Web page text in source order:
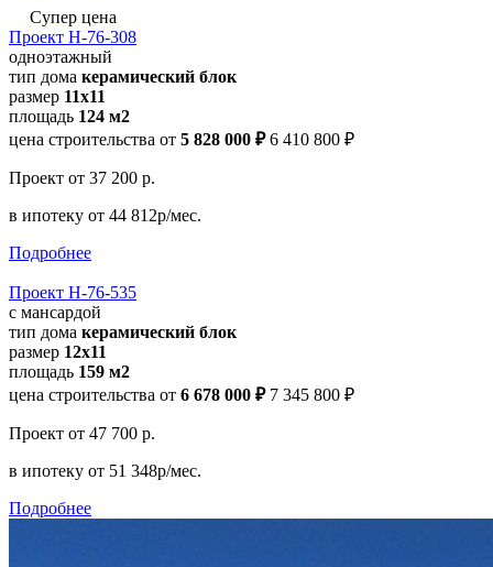
Супер цена
Проект Н-76-308
одноэтажный
тип дома керамический блок
размер 11x11
площадь 124 м2
цена строительства от 5 828 000 ₽ 6 410 800 ₽
Проект от 37 200 р.
в ипотеку от 44 812р/мес.
Подробнее
Проект Н-76-535
с мансардой
тип дома керамический блок
размер 12х11
площадь 159 м2
цена строительства от 6 678 000 ₽ 7 345 800 ₽
Проект от 47 700 р.
в ипотеку от 51 348р/мес.
Подробнее